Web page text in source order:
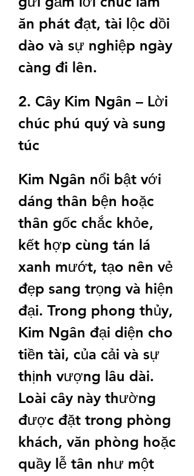
ăn phát đạt, tài lộc dồi
dào và sự nghiệp ngày
càng đi lên.
2. Cây Kim Ngân – Lời
chúc phú quý và sung
túc
Kim Ngân nổi bật với
dáng thân bện hoặc
thân gốc chắc khỏe,
kết hợp cùng tán lá
xanh mướt, tạo nên vẻ
đẹp sang trọng và hiện
đại. Trong phong thủy,
Kim Ngân đại diện cho
tiền tài, của cải và sự
thịnh vượng lâu dài.
Loài cây này thường
được đặt trong phòng
khách, văn phòng hoặc
quầy lễ tân như một